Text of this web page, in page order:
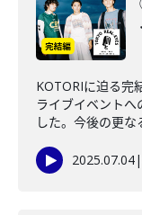
KOTORIに迫る完
ライブイベントへ
した。今後の更な
2025.07.04|